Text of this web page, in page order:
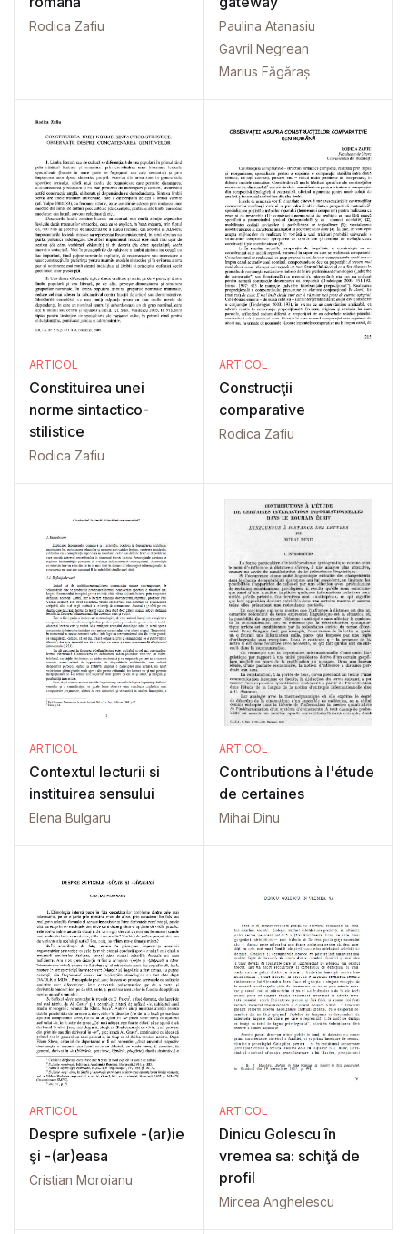
Rodica Zafiu
Paulina Atanasiu
Gavril Negrean
Marius Făgăraș
ARTICOL
Constituirea unei
norme sintactico-
stilistice
Rodica Zafiu
ARTICOL
Construcţii
comparative
Rodica Zafiu
ARTICOL
Contextul lecturii si
instituirea sensului
Elena Bulgaru
ARTICOL
Contributions à l'étude
de certaines
Mihai Dinu
ARTICOL
Despre sufixele -(ar)ie
şi -(ar)easa
Cristian Moroianu
ARTICOL
Dinicu Golescu în
vremea sa: schiţă de
profil
Mircea Anghelescu